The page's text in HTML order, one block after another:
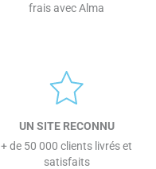
frais avec Alma
UN SITE RECONNU
+ de 50 000 clients livrés et
satisfaits